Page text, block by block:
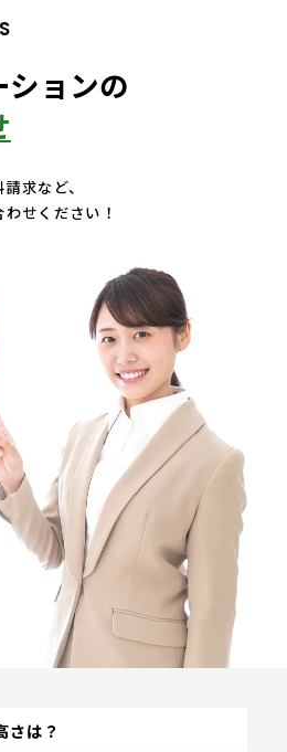
ョンの
求など、
せください！
さは？